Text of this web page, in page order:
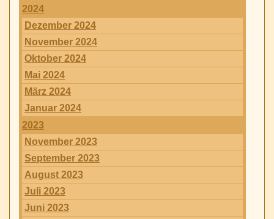
2024
Dezember 2024
November 2024
Oktober 2024
Mai 2024
März 2024
Januar 2024
2023
November 2023
September 2023
August 2023
Juli 2023
Juni 2023